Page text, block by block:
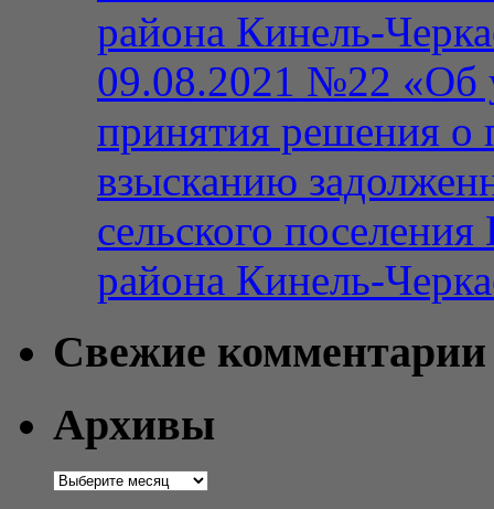
района Кинель-
09.08.2021 №22 «Об
принятия решения о
взысканию
сельского
района Кинель-
Свежие комментарии
Архивы
Архивы